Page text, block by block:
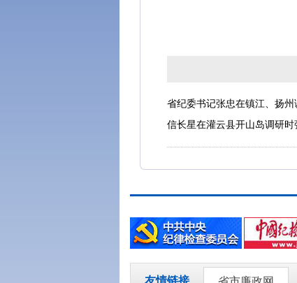
省纪委书记张忠在镇江、扬州
信长星在灌云县开山岛调研
友情链接